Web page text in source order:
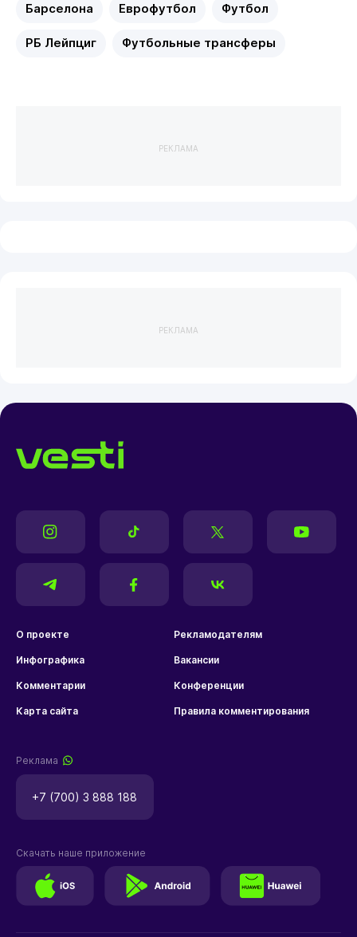
Барселона Еврофутбол Футбол
РБ Лейпциг Футбольные трансферы
РЕКЛАМА
РЕКЛАМА
О проекте Рекламодателям
Инфографика Вакансии
Комментарии Конференции
Карта сайта Правила комментирования
Реклама
+7 (700) 3 888 188
Скачать наше приложение